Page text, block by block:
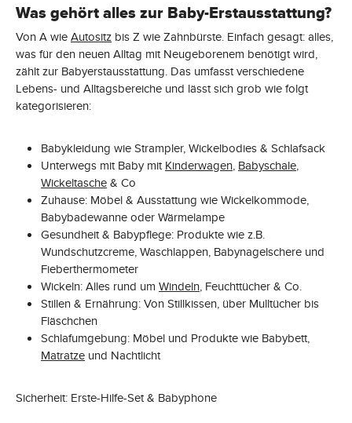
Was gehört alles zur Baby-Erstausstattung?
Von A wieAutositz bis Z wie Zahnbürste. Einfach gesagt: alles,
was für den neuen Alltag mit Neugeborenem benötigt wird,
zählt zur Babyerstausstattung. Das umfasst verschiedene
Lebens- und Alltagsbereiche und lässt sich grob wie folgt
kategorisieren:
Babykleidung wie Strampler, Wickelbodies & Schlafsack
Unterwegs mit Baby mitKinderwagen, Babyschale,
Wickeltasche& Co
Zuhause: Möbel & Ausstattung wie Wickelkommode,
Babybadewanne oder Wärmelampe
Gesundheit & Babypflege: Produkte wie z.B.
Wundschutzcreme, Waschlappen, Babynagelschere und
Fieberthermometer
Wickeln: Alles rund um Windeln, Feuchttücher & Co.
Stillen & Ernährung: Von Stillkissen, über Mulltücher bis
Fläschchen
Schlafumgebung: Möbel und Produkte wie Babybett,
Matratze und Nachtlicht
Sicherheit: Erste-Hilfe-Set & Babyphone